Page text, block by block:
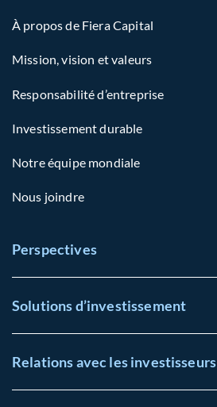
À propos de Fiera Capital
Mission, vision et valeurs
Responsabilité d’entreprise
Investissement durable
Notre équipe mondiale
Nous joindre
Perspectives
Solutions d’investissement
Relations avec les investisseurs